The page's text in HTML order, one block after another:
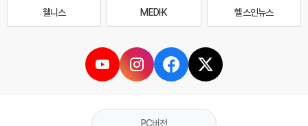
웰니스 MEDI·K 헬스인뉴스
PC버전